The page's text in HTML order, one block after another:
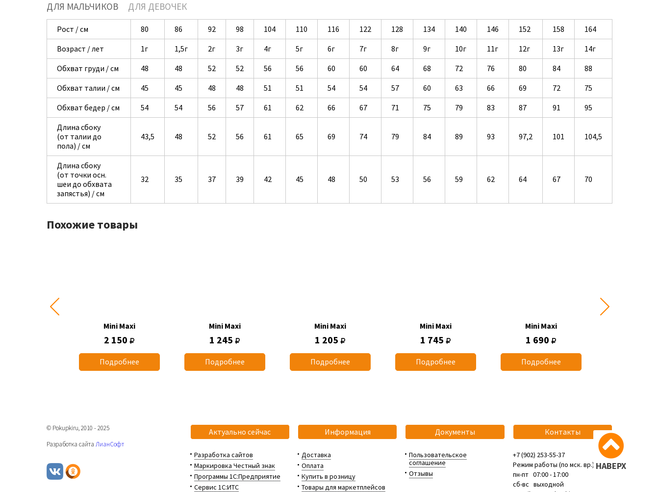
ДЛЯ МАЛЬЧИКОВ ДЛЯ ДЕВОЧЕК
Рост / см 80 86 92 98 104 110 116 122 128 134 140 146 152 158
164
Возраст / лет
1г 1,5г 2г 3г 4г 5г 6г 7г 8г 9г 10г 11г 12г 13г
14г
Обхват груди / см
48 48 52 52 56 56 60 60 64 68 72 76 80 84
88
Обхват талии / см
45 45 48 48 51 51 54 54 57 60 63 66 69 72
75
Обхват бедер / см
54 54 56 57 61 62 66 67 71 75 79 83 87 91
95
Длина сбоку
(от талии до
пола) / см
43,5 48 52 56 61 65 69 74 79 84 89 93 97,2 101 104,5
Длина сбоку
(от точки осн.
шеи до обхвата
запястья) / см
32 35 37 39 42 45 48 50 53 56 59 62 64 67 70
Похожие товары
Mini Maxi
2 150
Подробнее
Mini Maxi
1 245
Подробнее
Mini Maxi
1 205
Подробнее
Mini Maxi
1 745
Подробнее
Mini Maxi
1 690
Подробнее
НАВЕРХ
Актуально сейчас
Разработка сайтов
Маркировка Честный знак
Программы 1С:Предприятие
Сервис 1С:ИТС
Информация
Доставка
Оплата
Купить в розницу
Товары для маркетплейсов
Документы
Пользовательское
соглашение
Отзывы
Контакты
+7 (902) 253-55-37
Режим работы (по мск. вр.):
пн-пт 07:00 - 17:00
сб-вс выходной
© Pokupkiru, 2010 - 2025
Разработка сайта ЛианСофт